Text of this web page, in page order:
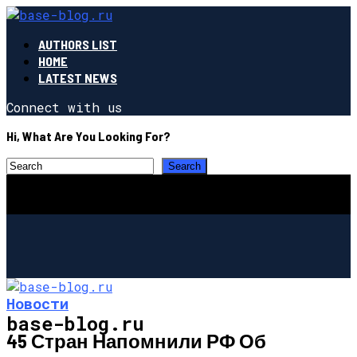
AUTHORS LIST
HOME
LATEST NEWS
Connect with us
Hi, What Are You Looking For?
base-blog.ru
Новости
45 Стран Напомнили РФ Об